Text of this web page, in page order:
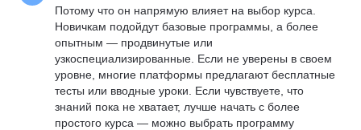
Потому что он напрямую влияет на выбор курса.
Новичкам подойдут базовые программы, а более
опытным — продвинутые или
узкоспециализированные. Если не уверены в своем
уровне, многие платформы предлагают бесплатные
тесты или вводные уроки. Если чувствуете, что
знаний пока не хватает, лучше начать с более
простого курса — можно выбрать программу